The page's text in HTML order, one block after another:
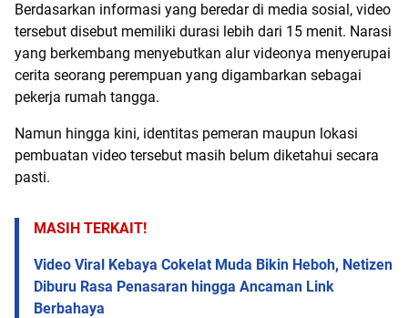
Berdasarkan informasi yang beredar di media sosial, video
tersebut disebut memiliki durasi lebih dari 15 menit. Narasi
yang berkembang menyebutkan alur videonya menyerupai
cerita seorang perempuan yang digambarkan sebagai
pekerja rumah tangga.
Namun hingga kini, identitas pemeran maupun lokasi
pembuatan video tersebut masih belum diketahui secara
pasti.
MASIH TERKAIT!
Video Viral Kebaya Cokelat Muda Bikin Heboh, Netizen
Diburu Rasa Penasaran hingga Ancaman Link
Berbahaya